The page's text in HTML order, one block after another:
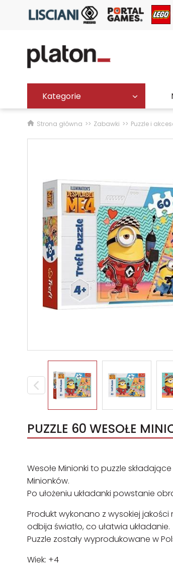
Kategorie
Strona główna Zabawki Puzzle i
PUZZLE 60 WESOŁE
Wesołe Minionki to puzzle
Minionków.
Po ułożeniu układanki powstanie
Produkt wykonano z wysokiej
odbija światło, co ułatwia układanie.
Puzzle zostały wyprodukowane w
Wiek: +4